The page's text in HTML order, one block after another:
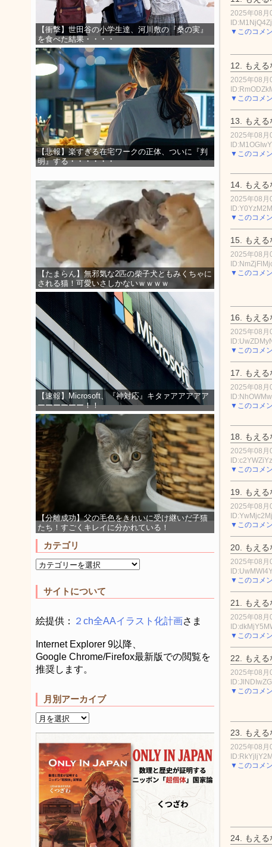
【衝撃】世田谷の小学生達、河川敷の『桑の実』
を食べた結果・・・・
【悲報】楽すぎる在宅ワークの正体、ついに『判
明』する・・・・・・
【たまらん】無邪気な2匹の柴子犬ともみくちゃに
される猫！可愛いさしかないｗｗｗｗ
【速報】Microsoft、『神対応』キタァアアアアア
ーーーーーー！！
【分離成功】父の毛色をきれいに受け継いだ子猫
たち！すごくキレイに分かれている！
カテゴリ
サイトについて
絵提供： ２ch全AAイラスト化計画さま
Internet Explorer 9以降、
Google Chrome/Firefox最新版での閲覧を
推奨します。
月別アーカイブ
2025年08月
▼このコメ
12. もえ
2025年08月
▼このコメ
13. もえ
2025年08月
▼このコメ
14. もえ
2025年08月
▼このコメ
15. もえ
2025年08月
▼このコメ
16. もえ
2025年08月
▼このコメ
17. もえ
2025年08月
▼このコメ
18. もえ
2025年08月
▼このコメ
19. もえ
2025年08月
▼このコメ
20. もえ
2025年08月
▼このコメ
21. もえ
2025年08月
▼このコメ
22. もえ
2025年08月
▼このコメ
23. もえ
2025年08月
ID:RkYjljY2M
▼このコメ
24. もえ